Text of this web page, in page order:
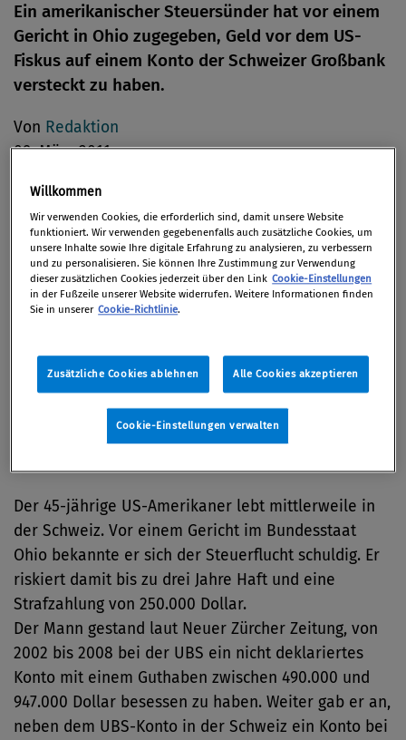
Ein amerikanischer Steuersünder hat vor einem
Gericht in Ohio zugegeben, Geld vor dem US-
Fiskus auf einem Konto der Schweizer Großbank
versteckt zu haben.
Von Redaktion
09. März 2011
Nach Angaben des amerikanischen
Justizministeriums hat zum ersten Mal ein
Steuerpflichtiger in den USA gestanden, ein
verstecktes Konto bei der Schweizer Großbank
dem Konto lag, gab das Ministerium in seiner
Mitteilung nicht bekannt.
Geständnis in Ohio
Der 45-jährige US-Amerikaner lebt mittlerweile in
der Schweiz. Vor einem Gericht im Bundesstaat
Ohio bekannte er sich der Steuerflucht schuldig. Er
riskiert damit bis zu drei Jahre Haft und eine
Strafzahlung von 250.000 Dollar.
Der Mann gestand laut Neuer Zürcher Zeitung, von
2002 bis 2008 bei der UBS ein nicht deklariertes
Konto mit einem Guthaben zwischen 490.000 und
947.000 Dollar besessen zu haben. Weiter gab er an,
neben dem UBS-Konto in der Schweiz ein Konto bei
Willkommen
Wir verwenden Cookies, die erforderlich sind, damit unsere Website
funktioniert. Wir verwenden gegebenenfalls auch zusätzliche Cookies, um
unsere Inhalte sowie Ihre digitale Erfahrung zu analysieren, zu verbessern
und zu personalisieren. Sie können Ihre Zustimmung zur Verwendung
dieser zusätzlichen Cookies jederzeit über den Link Cookie-Einstellungen
in der Fußzeile unserer Website widerrufen. Weitere Informationen finden
Sie in unserer Cookie-Richtlinie.
Zusätzliche Cookies ablehnen Alle Cookies akzeptieren
Cookie-Einstellungen verwalten